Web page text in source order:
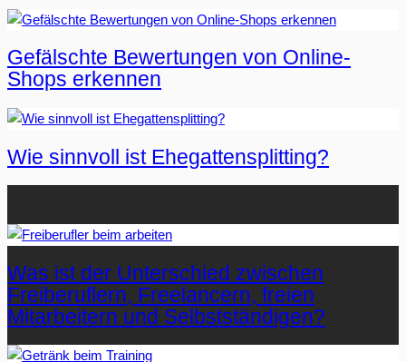
Gefälschte Bewertungen von Online-
Shops erkennen
Wie sinnvoll ist Ehegattensplitting?
Was ist der Unterschied zwischen
Freiberuflern, Freelancern, freien
Mitarbeitern und Selbstständigen?